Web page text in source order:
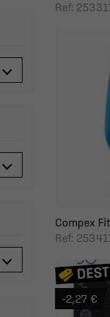
Ref:
Compex
Ref:
-2,27 €